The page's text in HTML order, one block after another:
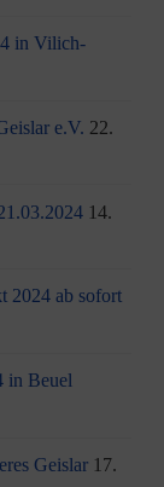
in Vilich-
e.V. 22.
14.
2024 ab sofort
in Beuel
Geislar 17.